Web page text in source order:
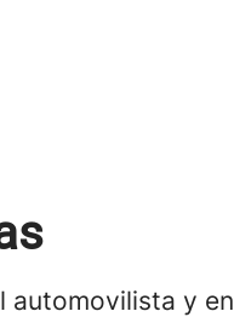
automovilista y en